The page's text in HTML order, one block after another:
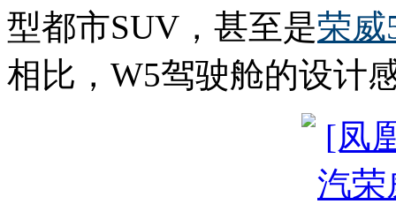
型都市SUV，甚至是荣威
相比，W5驾驶舱的设计